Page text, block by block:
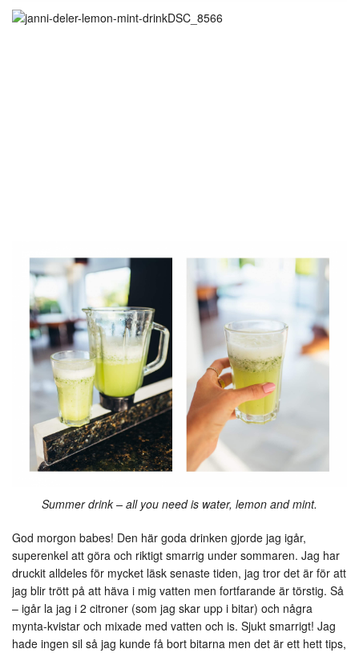
Summer drink – all you need is water, lemon and mint.
God morgon babes! Den här goda drinken gjorde jag igår,
superenkel att göra och riktigt smarrig under sommaren. Jag har
druckit alldeles för mycket läsk senaste tiden, jag tror det är för att
jag blir trött på att häva i mig vatten men fortfarande är törstig. Så
– igår la jag i 2 citroner (som jag skar upp i bitar) och några
mynta-kvistar och mixade med vatten och is. Sjukt smarrigt! Jag
hade ingen sil så jag kunde få bort bitarna men det är ett hett tips,